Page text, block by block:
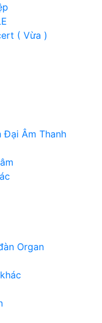
( Vừa )
Đại Âm Thanh
Organ